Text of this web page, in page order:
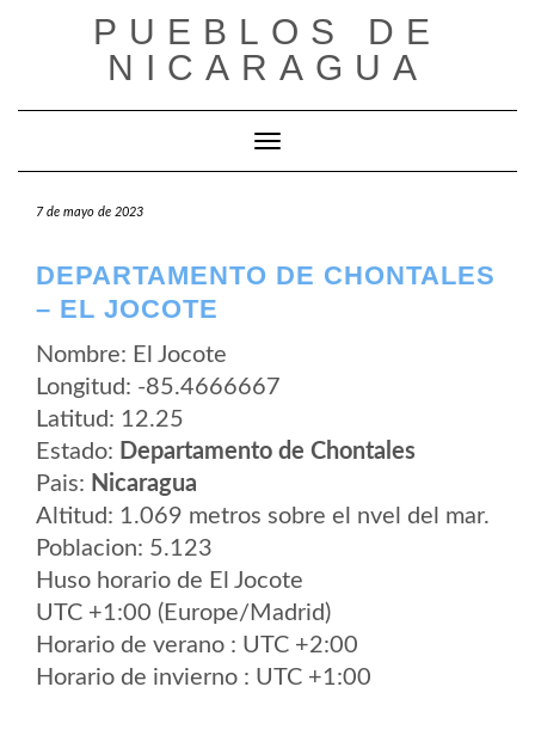
PUEBLOS DE
NICARAGUA
Cambiar modo de navegación
7 de mayo de 2023
DEPARTAMENTO DE CHONTALES
– EL JOCOTE
Nombre: El Jocote
Longitud: -85.4666667
Latitud: 12.25
Estado: Departamento de Chontales
Pais: Nicaragua
Altitud: 1.069 metros sobre el nvel del mar.
Poblacion: 5.123
Huso horario de El Jocote
UTC +1:00 (Europe/Madrid)
Horario de verano : UTC +2:00
Horario de invierno : UTC +1:00